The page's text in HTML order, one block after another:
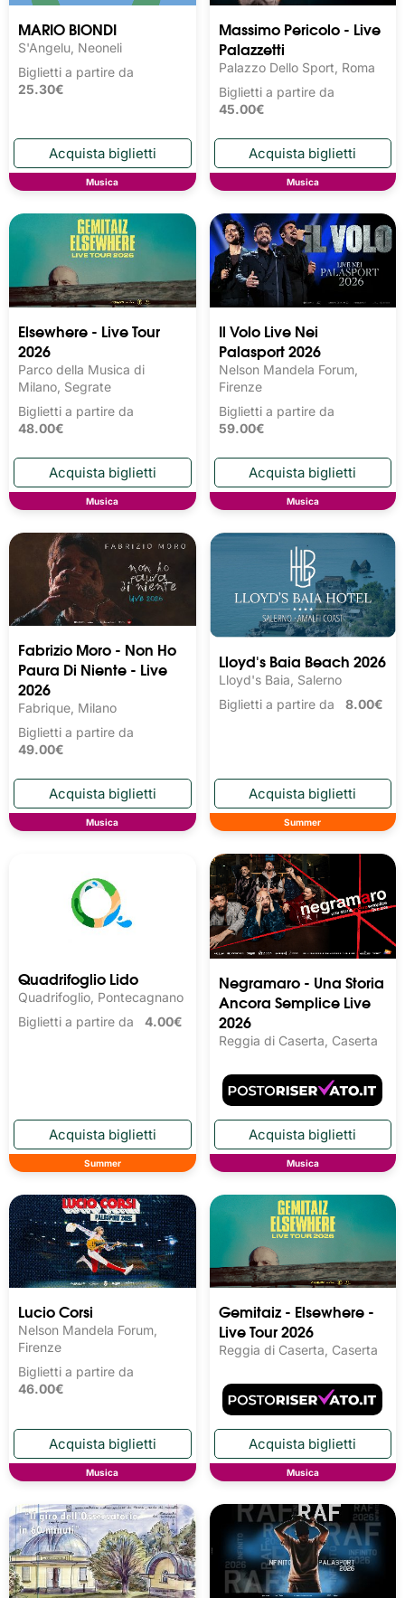
MARIO BIONDI
S'Angelu, Neoneli
Biglietti a partire da
25.30€
Musica
Massimo Pericolo - Live
Palazzetti
Palazzo Dello Sport, Roma
Biglietti a partire da
45.00€
Musica
Elsewhere - Live Tour
2026
Parco della Musica di
Milano, Segrate
Biglietti a partire da
48.00€
Musica
Il Volo Live Nei
Palasport 2026
Nelson Mandela Forum,
Firenze
Biglietti a partire da
59.00€
Musica
Fabrizio Moro - Non Ho
Paura Di Niente - Live
2026
Fabrique, Milano
Biglietti a partire da
49.00€
Musica
Lloyd's Baia Beach 2026
Lloyd's Baia, Salerno
Biglietti a partire da 8.00€
Summer
Quadrifoglio Lido
Quadrifoglio, Pontecagnano
Biglietti a partire da 4.00€
Summer
Negramaro - Una Storia
Ancora Semplice Live
2026
Reggia di Caserta, Caserta
Musica
Lucio Corsi
Nelson Mandela Forum,
Firenze
Biglietti a partire da
46.00€
Musica
Gemitaiz - Elsewhere -
Live Tour 2026
Reggia di Caserta, Caserta
Musica